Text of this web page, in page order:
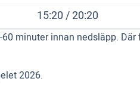
15:20 / 20:20
minuter innan nedsläpp.
2026.